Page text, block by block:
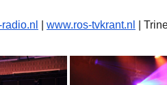
www.ros-tvkrant.nl |